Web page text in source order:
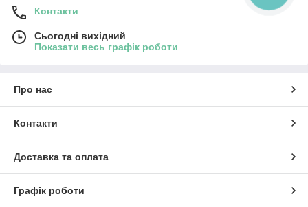
Контакти
Сьогодні вихідний
Показати весь графік роботи
Про нас
Контакти
Доставка та оплата
Графік роботи